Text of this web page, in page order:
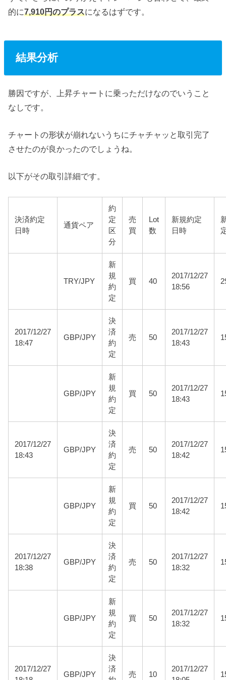
的に7,910円のプラスになるはずです。
結果分析
勝因ですが、上昇チャートに乗っただけなのでいうこと
なしです。
チャートの形状が崩れないうちにチャチャッと取引完了
させたのが良かったのでしょうね。
以下がその取引詳細です。
決済約定
日時
通貨ペア
約
定
区
分
売
買
Lot
数
新規約定
日時
TRY/JPY
新
規
約
定
買 40
2017/12/27
18:56
2017/12/27
18:47
GBP/JPY
決
済
約
定
売 50
2017/12/27
18:43
GBP/JPY
新
規
約
定
買 50
2017/12/27
18:43
2017/12/27
18:43
GBP/JPY
決
済
約
定
売 50
2017/12/27
18:42
GBP/JPY
新
規
約
定
買 50
2017/12/27
18:42
2017/12/27
18:38
GBP/JPY
決
済
約
定
売 50
2017/12/27
18:32
GBP/JPY
新
規
約
定
買 50
2017/12/27
18:32
2017/12/27
GBP/JPY
決
済
売 10
2017/12/27